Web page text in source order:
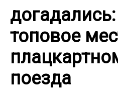
топовое
поезда